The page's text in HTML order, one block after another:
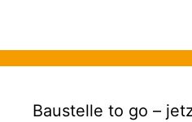
Baustelle to go –